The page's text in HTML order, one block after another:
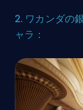
2. ワカンダの
ャラ：